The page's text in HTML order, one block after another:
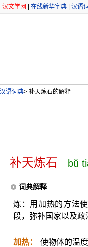
汉文学网 在线新华字典 汉语
汉语词典> 补天炼石的解释
补天炼石 bǔ
词典解释
炼：用加热的方法
段，弥补国家以及政
加热： 使物体的温度